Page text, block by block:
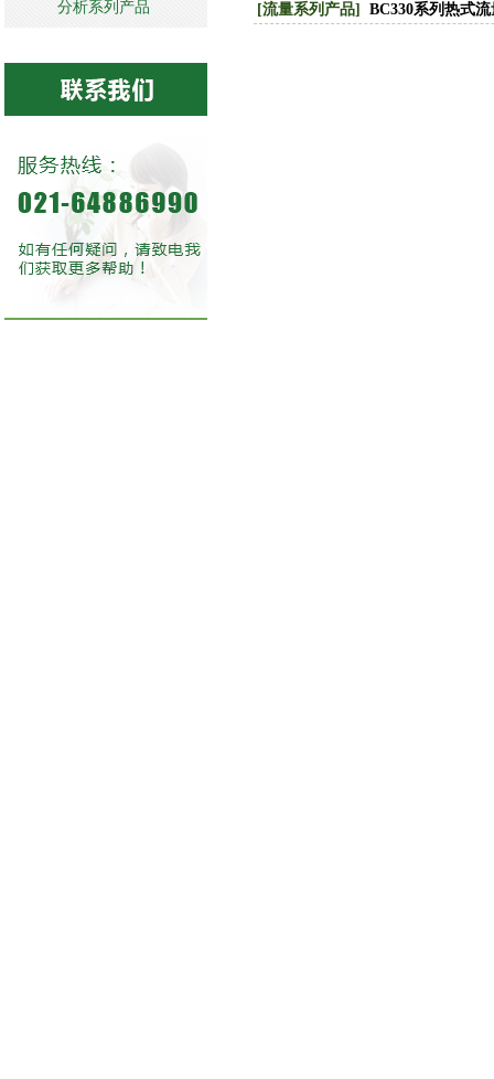
[流量系列产品] BC330系列热式
分析系列产品